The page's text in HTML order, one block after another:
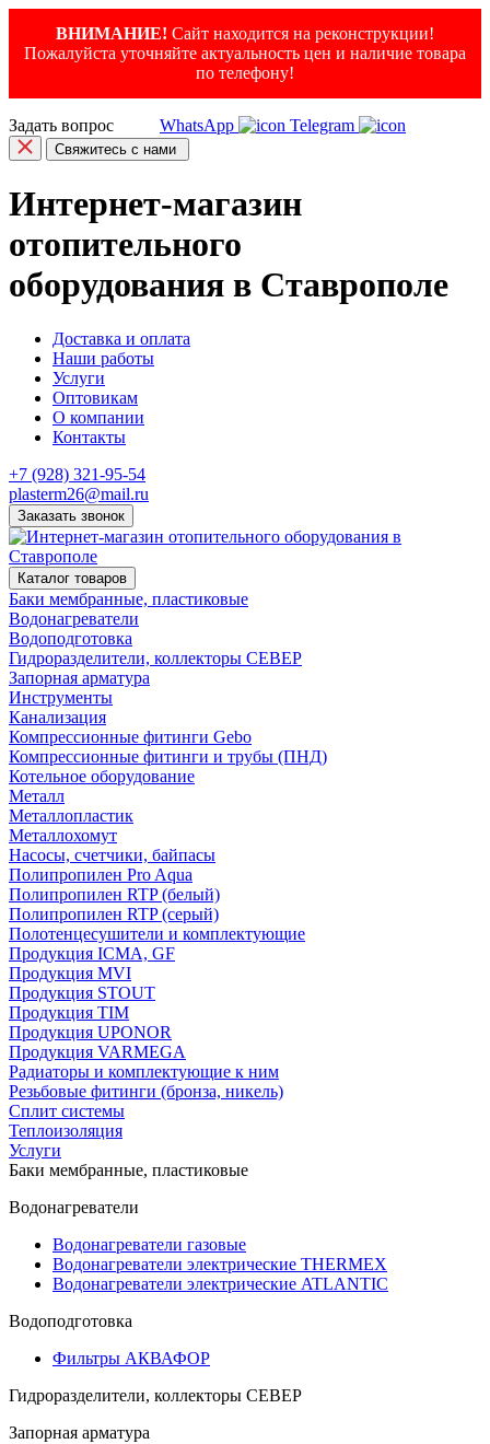
ВНИМАНИЕ! Сайт находится на реконструкции!
Пожалуйста уточняйте актуальность цен и наличие товара
по телефону!
Задать вопрос WhatsApp Telegram
Свяжитесь с нами
Интернет-магазин
отопительного
оборудования в Ставрополе
Доставка и оплата
Наши работы
Услуги
Оптовикам
О компании
Контакты
+7 (928) 321-95-54
plasterm26@mail.ru
Заказать звонок
Каталог товаров
Баки мембранные, пластиковые
Водонагреватели
Водоподготовка
Гидроразделители, коллекторы СЕВЕР
Запорная арматура
Инструменты
Канализация
Компрессионные фитинги Gebo
Компрессионные фитинги и трубы (ПНД)
Котельное оборудование
Металл
Металлопластик
Металлохомут
Насосы, счетчики, байпасы
Полипропилен Pro Aqua
Полипропилен RTP (белый)
Полипропилен RTP (серый)
Полотенцесушители и комплектующие
Продукция ICMA, GF
Продукция MVI
Продукция STOUT
Продукция TIM
Продукция UPONOR
Продукция VARMEGA
Радиаторы и комплектующие к ним
Резьбовые фитинги (бронза, никель)
Сплит системы
Теплоизоляция
Услуги
Баки мембранные, пластиковые
Водонагреватели
Водонагреватели газовые
Водонагреватели электрические THERMEX
Водонагреватели электрические ATLANTIC
Водоподготовка
Фильтры АКВАФОР
Гидроразделители, коллекторы СЕВЕР
Запорная арматура